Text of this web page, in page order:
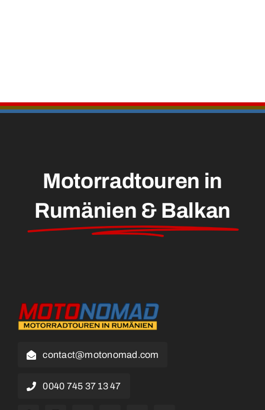
Motorradtouren in
Rumänien & Balkan
contact@motonomad.com
0040 745 37 13 47